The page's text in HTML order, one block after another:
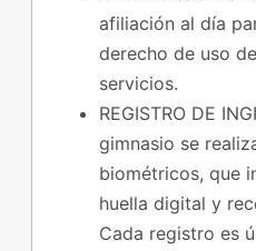
afiliación al día
derecho de uso
servicios.
REGISTRO DE
gimnasio se
biométricos, que
huella digital y
Cada registro es